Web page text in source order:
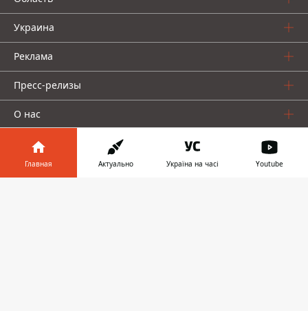
Украина
Реклама
Пресс-релизы
О нас
Главная Актуально Україна на часі Youtube